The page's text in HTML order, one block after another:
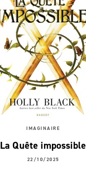
IMAGINAIRE
La Quête impossible
22/10/2025